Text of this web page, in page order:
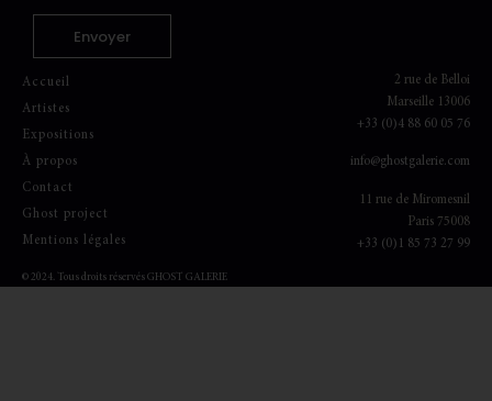
Envoyer
Accueil
Artistes
Expositions
À propos
Contact
Ghost project
Mentions légales
2 rue de Belloi
Marseille 13006
+33 (0)4 88 60 05 76
info@ghostgalerie.com
11 rue de Miromesnil
Paris 75008
+33 (0)1 85 73 27 99
© 2024. Tous droits réservés GHOST GALERIE